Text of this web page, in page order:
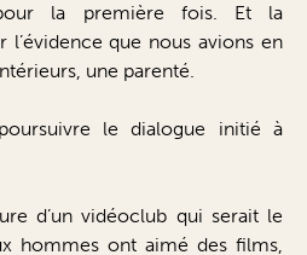
la première fois. Et la
que nous avions en
une parenté.
le dialogue initié à
d’un vidéoclub qui serait le
hommes ont aimé des films,